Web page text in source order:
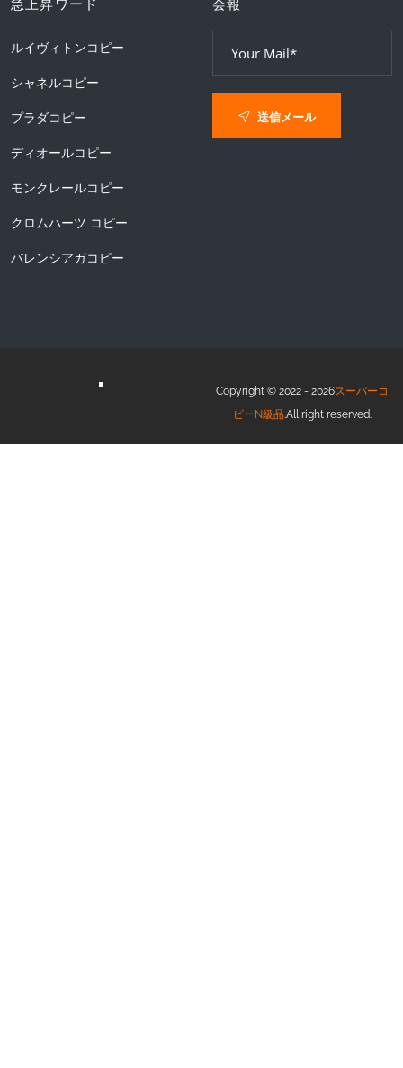
急上昇ワード
ルイヴィトンコピー
シャネルコピー
プラダコピー
ディオールコピー
モンクレールコピー
クロムハーツ コピー
バレンシアガコピー
会報
送信メール
Copyright © 2022 - 2026スーパーコ
ピーN級品.All right reserved.